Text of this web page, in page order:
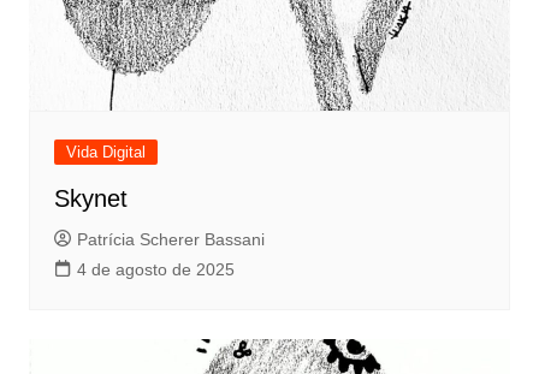
Vida Digital
Skynet
Patrícia Scherer Bassani
4 de agosto de 2025